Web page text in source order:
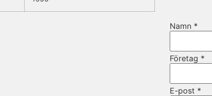
Namn *
Företag *
E-post *